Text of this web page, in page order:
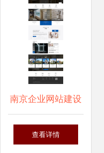
南京企业网站建设
指南 从电梯制造到
查看详情